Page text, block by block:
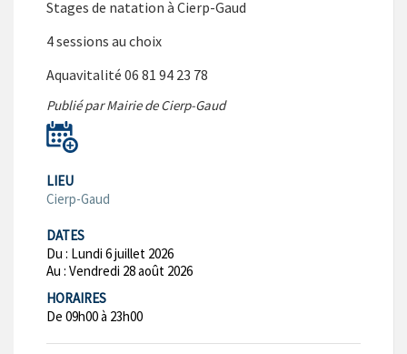
Stages de natation à Cierp-Gaud
4 sessions au choix
Aquavitalité 06 81 94 23 78
Publié par Mairie de Cierp-Gaud
LIEU
Cierp-Gaud
DATES
Du : Lundi 6 juillet 2026
Au : Vendredi 28 août 2026
HORAIRES
De 09h00 à 23h00